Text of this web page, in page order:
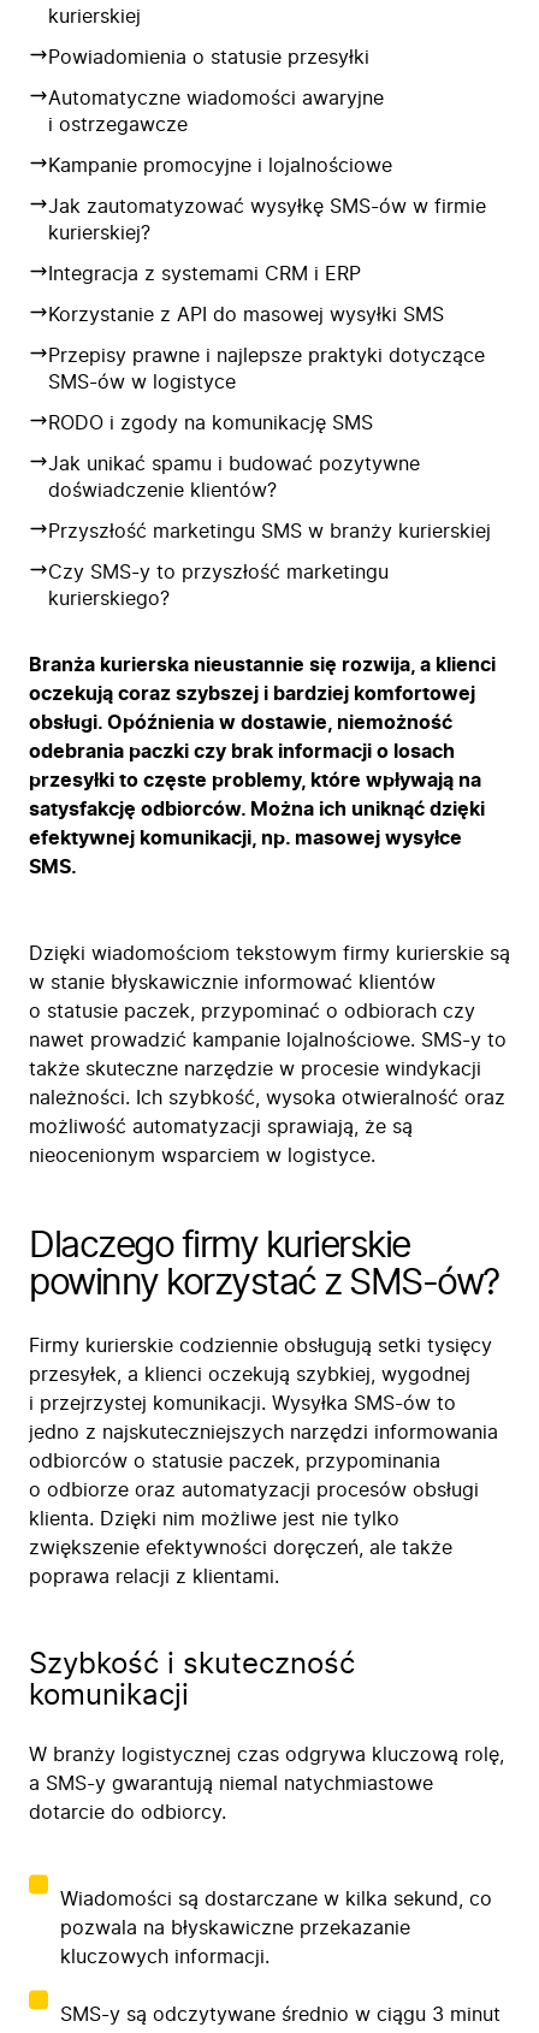
kurierskiej
Powiadomienia o statusie przesyłki
Automatyczne wiadomości awaryjne
i ostrzegawcze
Kampanie promocyjne i lojalnościowe
Jak zautomatyzować wysyłkę SMS-ów w firmie
kurierskiej?
Integracja z systemami CRM i ERP
Korzystanie z API do masowej wysyłki SMS
Przepisy prawne i najlepsze praktyki dotyczące
SMS-ów w logistyce
RODO i zgody na komunikację SMS
Jak unikać spamu i budować pozytywne
doświadczenie klientów?
Przyszłość marketingu SMS w branży kurierskiej
Czy SMS-y to przyszłość marketingu
kurierskiego?
Branża kurierska nieustannie się rozwija, a klienci
oczekują coraz szybszej i bardziej komfortowej
obsługi. Opóźnienia w dostawie, niemożność
odebrania paczki czy brak informacji o losach
przesyłki to częste problemy, które wpływają na
satysfakcję odbiorców. Można ich uniknąć dzięki
efektywnej komunikacji, np. masowej wysyłce
SMS.
Dzięki wiadomościom tekstowym firmy kurierskie są
w stanie błyskawicznie informować klientów
o statusie paczek, przypominać o odbiorach czy
nawet prowadzić kampanie lojalnościowe. SMS-y to
także skuteczne narzędzie w procesie windykacji
należności. Ich szybkość, wysoka otwieralność oraz
możliwość automatyzacji sprawiają, że są
nieocenionym wsparciem w logistyce.
Dlaczego firmy kurierskie
powinny korzystać z SMS-ów?
Firmy kurierskie codziennie obsługują setki tysięcy
przesyłek, a klienci oczekują szybkiej, wygodnej
i przejrzystej komunikacji. Wysyłka SMS-ów to
jedno z najskuteczniejszych narzędzi informowania
odbiorców o statusie paczek, przypominania
o odbiorze oraz automatyzacji procesów obsługi
klienta. Dzięki nim możliwe jest nie tylko
zwiększenie efektywności doręczeń, ale także
poprawa relacji z klientami.
Szybkość i skuteczność
komunikacji
W branży logistycznej czas odgrywa kluczową rolę,
a SMS-y gwarantują niemal natychmiastowe
dotarcie do odbiorcy.
Wiadomości są dostarczane w kilka sekund, co
pozwala na błyskawiczne przekazanie
kluczowych informacji.
SMS-y są odczytywane średnio w ciągu 3 minut